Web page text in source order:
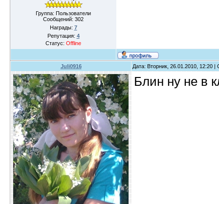
Группа: Пользователи
Сообщений: 302
Награды: 7
Репутация: 4
Статус: Offline
Juli0916 Дата: Вторник, 26.01.2010, 12:20
Блин ну не в